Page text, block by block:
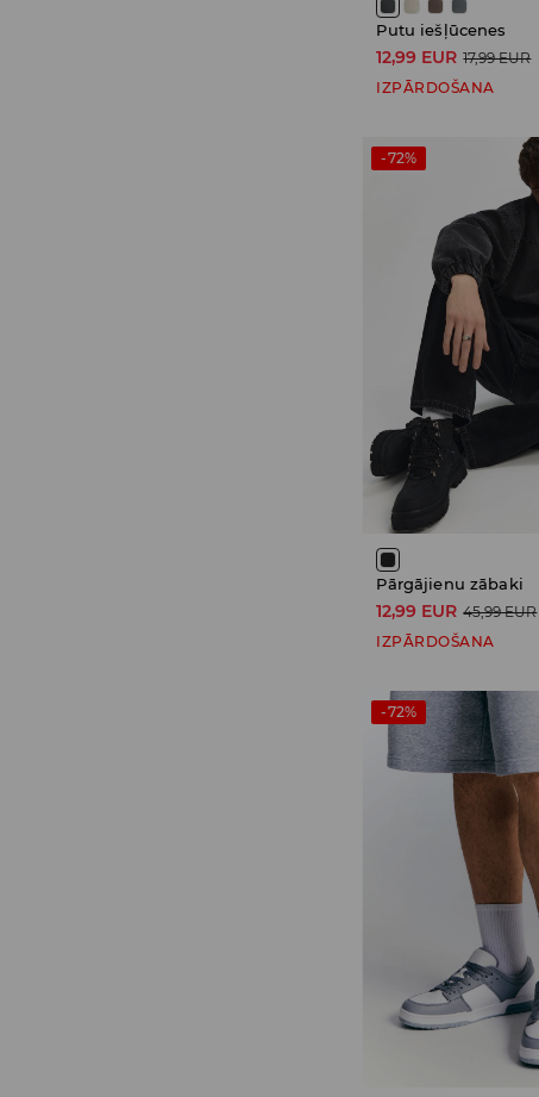
Putu iešļūcenes
12,99 EUR 17,99 EUR
IZPĀRDOŠANA
-72%
Pārgājienu zābaki
12,99 EUR 45,99 EUR
IZPĀRDOŠANA
-72%